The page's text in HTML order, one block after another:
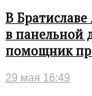
В
в панельной
помощник
29 мая 16:49